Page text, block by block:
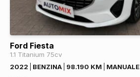
Ford Fiesta
1.1 Titanium 75cv
2022
BENZINA 98.190 KM
MANUALE